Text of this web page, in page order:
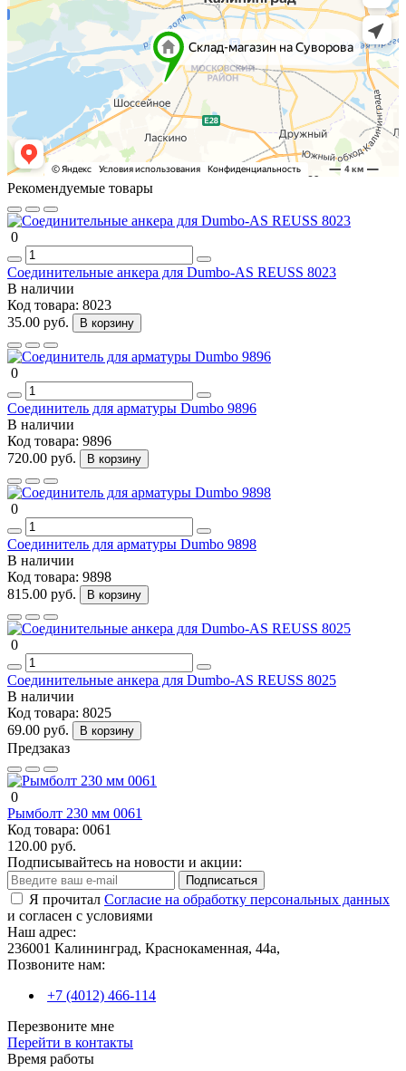
Рекомендуемые товары
0
Соединительные анкера для Dumbo-AS REUSS 8023
В наличии
Код товара: 8023
35.00 руб.
В корзину
0
Соединитель для арматуры Dumbo 9896
В наличии
Код товара: 9896
720.00 руб.
В корзину
0
Соединитель для арматуры Dumbo 9898
В наличии
Код товара: 9898
815.00 руб.
В корзину
0
Соединительные анкера для Dumbo-AS REUSS 8025
В наличии
Код товара: 8025
69.00 руб.
В корзину
Предзаказ
0
Рымболт 230 мм 0061
Код товара: 0061
120.00 руб.
Подписывайтесь на новости и акции:
Подписаться
Я прочитал Согласие на обработку персональных данных
и согласен с условиями
Наш адрес:
236001 Калининград, Краснокаменная, 44а,
Позвоните нам:
+7 (4012) 466-114
Перезвоните мне
Перейти в контакты
Время работы